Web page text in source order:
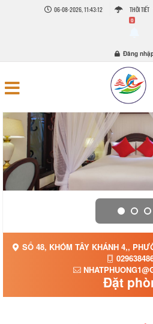
06-08-2026, 11:43:13 THỜI TIẾT
0
Đăng
SỐ 48, KHÓM TÂY KHÁNH 4,,
Đặt